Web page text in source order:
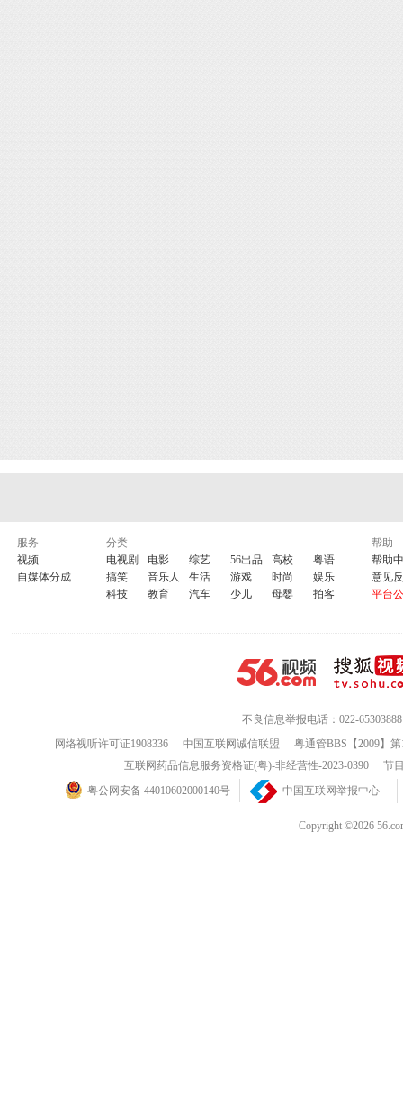
服务
视频
自媒体分成
分类
电视剧
电影 综艺 56出品 高校
粤语
搞笑
音乐人 生活 游戏 时尚
娱乐
科技
教育 汽车 少儿 母婴 拍客
帮助
帮助
意见
平台
不良信息举报电话：022-65303888
网络视听许可证1908336
中国互联网诚信联盟
粤通管BBS【2009】
互联网药品信息服务资格证(粤)-非经营性-2023-0390
节
粤公网安备 44010602000140号
中国互联网举报中心
Copyright ©2026